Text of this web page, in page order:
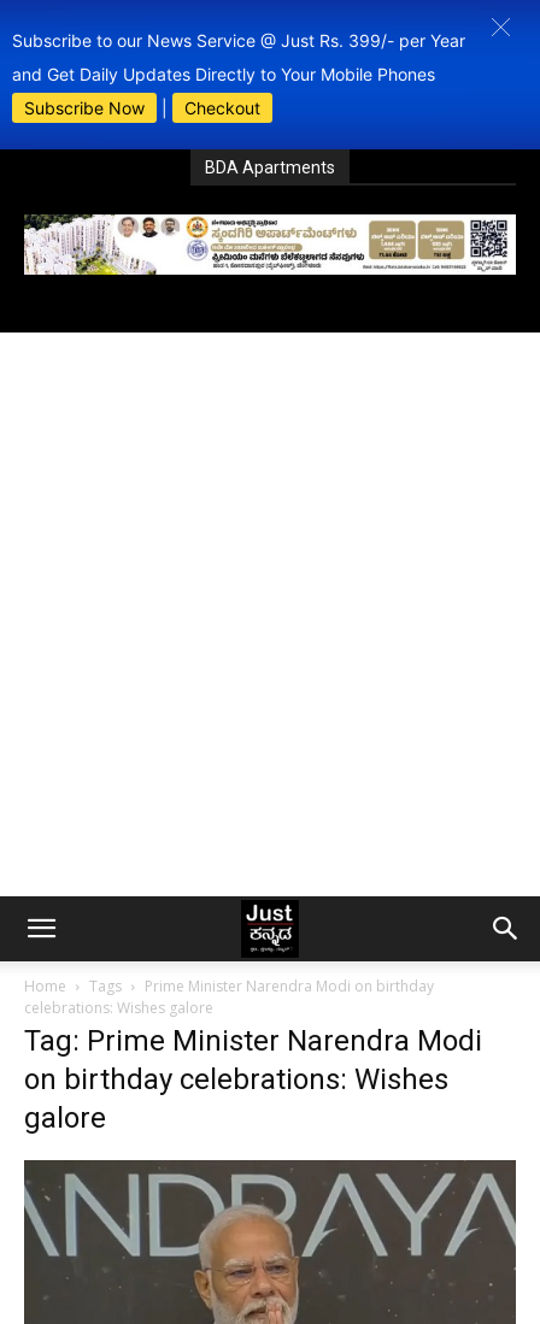
Subscribe to our News Service @ Just Rs. 399/- per Year
and Get Daily Updates Directly to Your Mobile Phones
Subscribe Now
Checkout
BDA Apartments
Home Tags
Prime Minister Narendra Modi on birthday
celebrations: Wishes galore
Tag: Prime Minister Narendra Modi
on birthday celebrations: Wishes
galore